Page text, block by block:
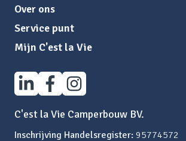
Over ons
Service punt
Mijn C'est la Vie
C'est la Vie Camperbouw BV.
Inschrijving Handelsregister: 95774572